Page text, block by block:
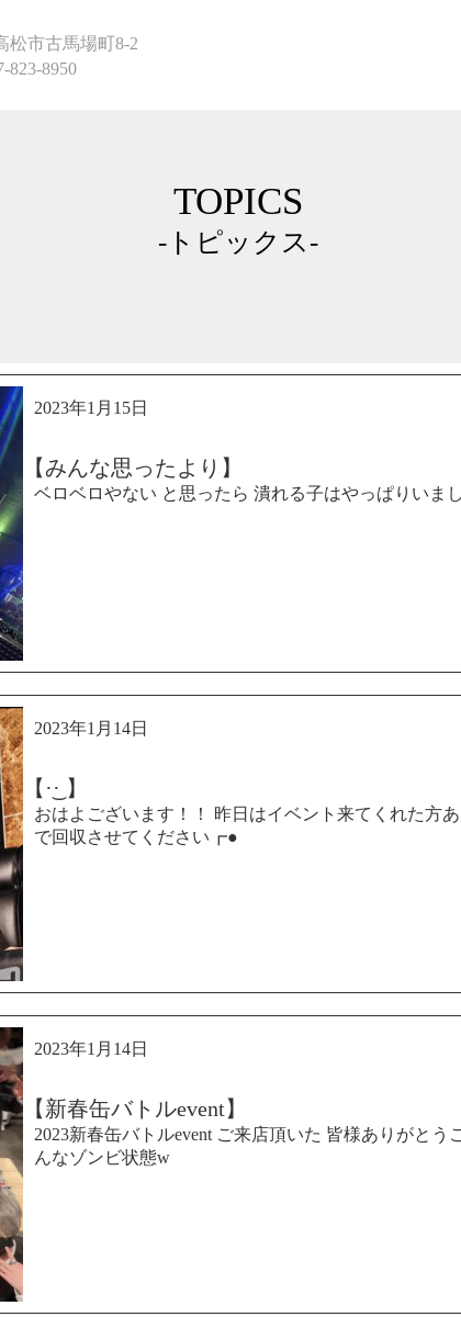
松市古馬場町8-2
823-8950
TOPICS
-トピックス-
2023年1月15日
【みんな思ったより】
ベロベロやない と思ったら 潰れる子はやっぱりいま
2023年1月14日
【·͜· ︎︎】
おはよございます！！ 昨日はイベント来てくれた方
で回収させてください┏●
2023年1月14日
【新春缶バトルevent】
2023新春缶バトルevent ご来店頂いた 皆様ありがと
んなゾンビ状態w